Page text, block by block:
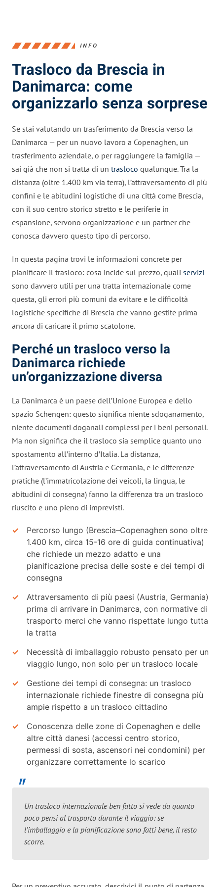
INFO
Trasloco da Brescia in
Danimarca: come
organizzarlo senza sorprese
Se stai valutando un trasferimento da Brescia verso la
Danimarca — per un nuovo lavoro a Copenaghen, un
trasferimento aziendale, o per raggiungere la famiglia —
sai già che non si tratta di un trasloco qualunque. Tra la
distanza (oltre 1.400 km via terra), l’attraversamento di più
confini e le abitudini logistiche di una città come Brescia,
con il suo centro storico stretto e le periferie in
espansione, servono organizzazione e un partner che
conosca davvero questo tipo di percorso.
In questa pagina trovi le informazioni concrete per
pianificare il trasloco: cosa incide sul prezzo, quali servizi
sono davvero utili per una tratta internazionale come
questa, gli errori più comuni da evitare e le difficoltà
logistiche specifiche di Brescia che vanno gestite prima
ancora di caricare il primo scatolone.
Perché un trasloco verso la
Danimarca richiede
un’organizzazione diversa
La Danimarca è un paese dell’Unione Europea e dello
spazio Schengen: questo significa niente sdoganamento,
niente documenti doganali complessi per i beni personali.
Ma non significa che il trasloco sia semplice quanto uno
spostamento all’interno d’Italia. La distanza,
l’attraversamento di Austria e Germania, e le differenze
pratiche (l’immatricolazione dei veicoli, la lingua, le
abitudini di consegna) fanno la differenza tra un trasloco
riuscito e uno pieno di imprevisti.
Percorso lungo (Brescia–Copenaghen sono oltre
1.400 km, circa 15-16 ore di guida continuativa)
che richiede un mezzo adatto e una
pianificazione precisa delle soste e dei tempi di
consegna
Attraversamento di più paesi (Austria, Germania)
prima di arrivare in Danimarca, con normative di
trasporto merci che vanno rispettate lungo tutta
la tratta
Necessità di imballaggio robusto pensato per un
viaggio lungo, non solo per un trasloco locale
Gestione dei tempi di consegna: un trasloco
internazionale richiede finestre di consegna più
ampie rispetto a un trasloco cittadino
Conoscenza delle zone di Copenaghen e delle
altre città danesi (accessi centro storico,
permessi di sosta, ascensori nei condomini) per
organizzare correttamente lo scarico
Un trasloco internazionale ben fatto si vede da quanto
poco pensi al trasporto durante il viaggio: se
l’imballaggio e la pianificazione sono fatti bene, il resto
scorre.